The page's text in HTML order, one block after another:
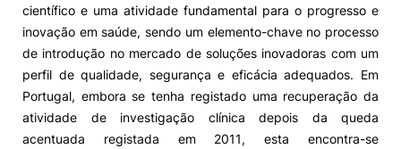
científico e uma atividade fundamental para o progresso e
inovação em saúde, sendo um elemento-chave no processo
de introdução no mercado de soluções inovadoras com um
perfil de qualidade, segurança e eficácia adequados. Em
Portugal, embora se tenha registado uma recuperação da
atividade de investigação clínica depois da queda
acentuada registada em 2011, esta encontra-se